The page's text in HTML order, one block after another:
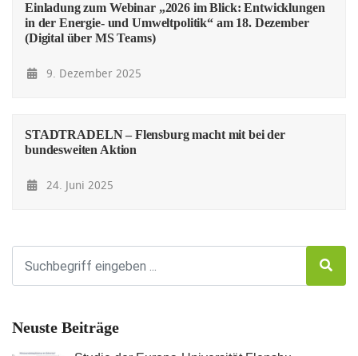
Einladung zum Webinar „2026 im Blick: Entwicklungen
in der Energie- und Umweltpolitik“ am 18. Dezember
(Digital über MS Teams)
9. Dezember 2025
STADTRADELN – Flensburg macht mit bei der
bundesweiten Aktion
24. Juni 2025
Neuste Beiträge